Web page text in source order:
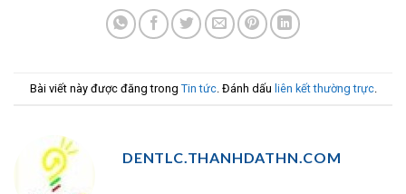
Bài viết này được đăng trong Tin tức. Đánh dấu liên kết thường trực.
DENTLC.THANHDATHN.COM